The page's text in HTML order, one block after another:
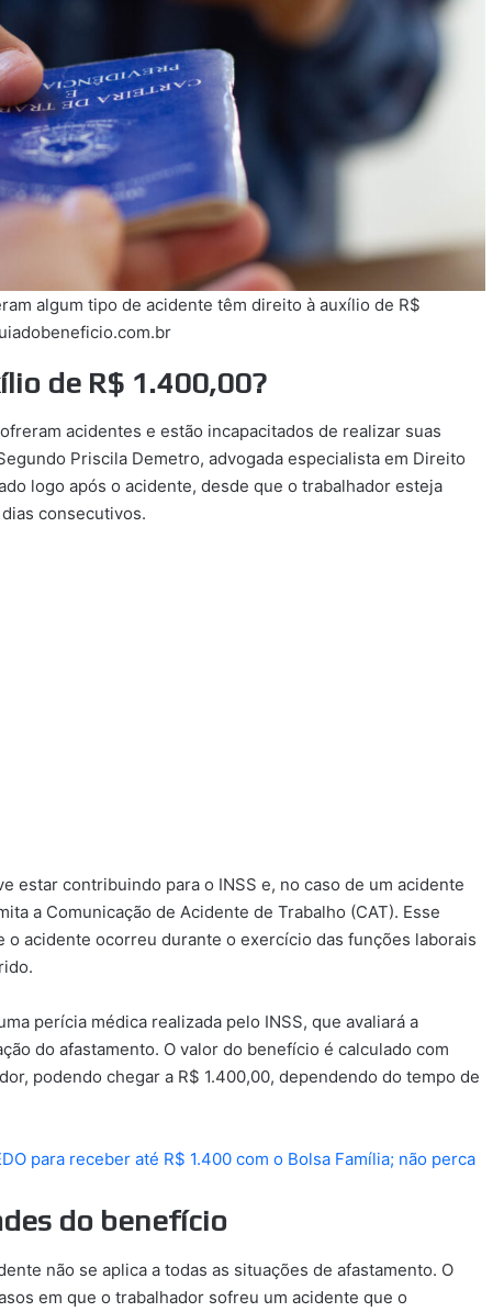
algum tipo de acidente têm direito à auxílio de R$
de R$ 1.400,00?
acidentes e estão incapacitados de realizar suas
Priscila Demetro, advogada especialista em Direito
logo após o acidente, desde que o trabalhador esteja
consecutivos.
estar contribuindo para o INSS e, no caso de um acidente
a Comunicação de Acidente de Trabalho (CAT). Esse
acidente ocorreu durante o exercício das funções laborais
perícia médica realizada pelo INSS, que avaliará a
do afastamento. O valor do benefício é calculado com
podendo chegar a R$ 1.400,00, dependendo do tempo de
para receber até R$ 1.400 com o Bolsa Família; não perca
do benefício
não se aplica a todas as situações de afastamento. O
em que o trabalhador sofreu um acidente que o